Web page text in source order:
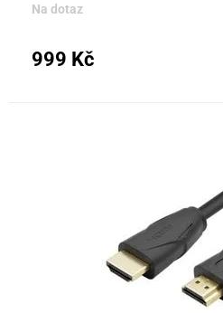
Na dotaz
999 Kč